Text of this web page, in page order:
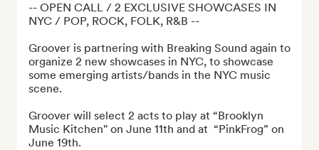
-- OPEN CALL / 2 EXCLUSIVE SHOWCASES IN
NYC / POP, ROCK, FOLK, R&B --
Groover is partnering with Breaking Sound again to
organize 2 new showcases in NYC, to showcase
some emerging artists/bands in the NYC music
scene.
Groover will select 2 acts to play at “Brooklyn
Music Kitchen" on June 11th and at  “PinkFrog” on
June 19th.